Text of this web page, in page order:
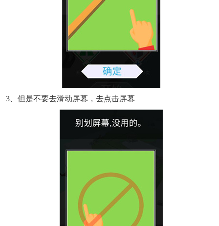
3、但是不要去滑动屏幕，去点击屏幕